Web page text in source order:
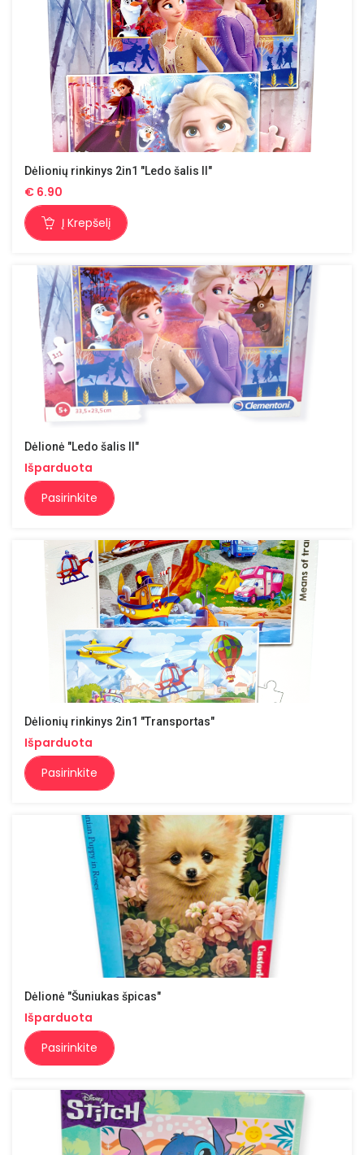
Dėlionių rinkinys 2in1 "Ledo šalis II"
€ 6.90
Į Krepšelį
Dėlionė "Ledo šalis II"
Išparduota
Pasirinkite
Dėlionių rinkinys 2in1 "Transportas"
Išparduota
Pasirinkite
Dėlionė "Šuniukas špicas"
Išparduota
Pasirinkite